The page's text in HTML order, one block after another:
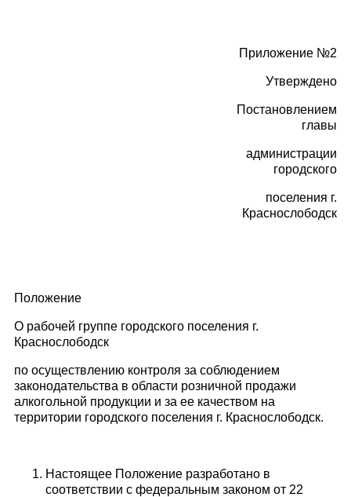
Приложение №2
Утверждено
Постановлением
главы
администрации
городского
поселения г.
Краснослободск
Положение
О рабочей группе городского поселения г.
Краснослободск
по осуществлению контроля за соблюдением
законодательства в области розничной продажи
алкогольной продукции и за ее качеством на
территории городского поселения г. Краснослободск.
Настоящее Положение разработано в
соответствии с федеральным законом от 22